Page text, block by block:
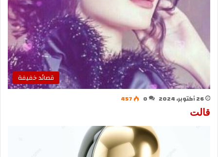
قصائد خفيفة
26 أكتوبر، 2024 0
457
قالت